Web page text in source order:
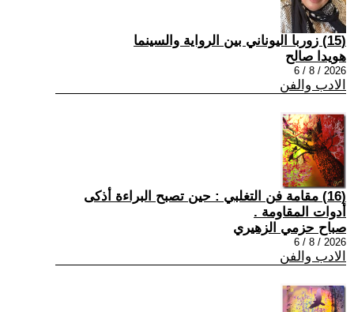
(15) زوربا اليوناني بين الرواية والسينما
هويدا صالح
2026 / 8 / 6
الادب والفن
(16) مقامة فن التغلبي : حين تصبح البراءة أذكى
أدوات المقاومة .
صباح حزمي الزهيري
2026 / 8 / 6
الادب والفن